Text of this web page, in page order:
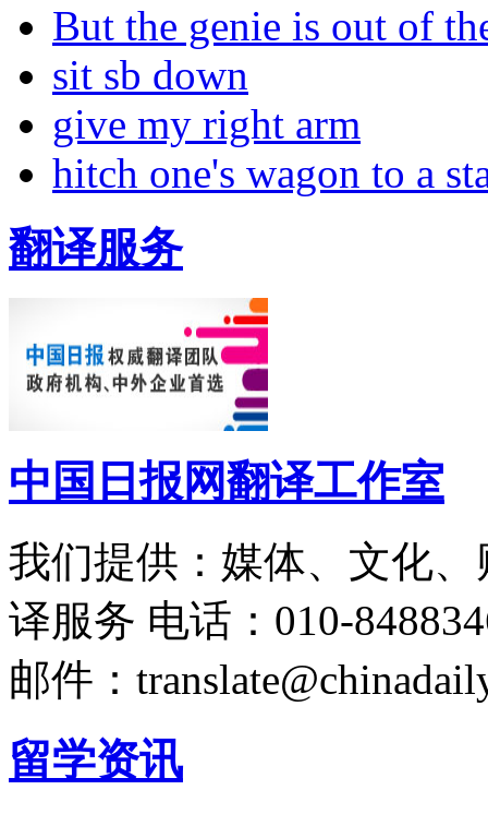
But the genie is out of
sit sb down
give my right arm
hitch one's wagon to a
翻译服务
中国日报网翻译工作室
我们提供：媒体、文化
译服务 电话：010-
邮件：
留学资讯